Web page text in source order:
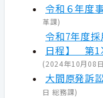
令和６年度
革課)
令和7年度
日程】 第1
(2024年10月08日
大間原発訴
日 総務課)